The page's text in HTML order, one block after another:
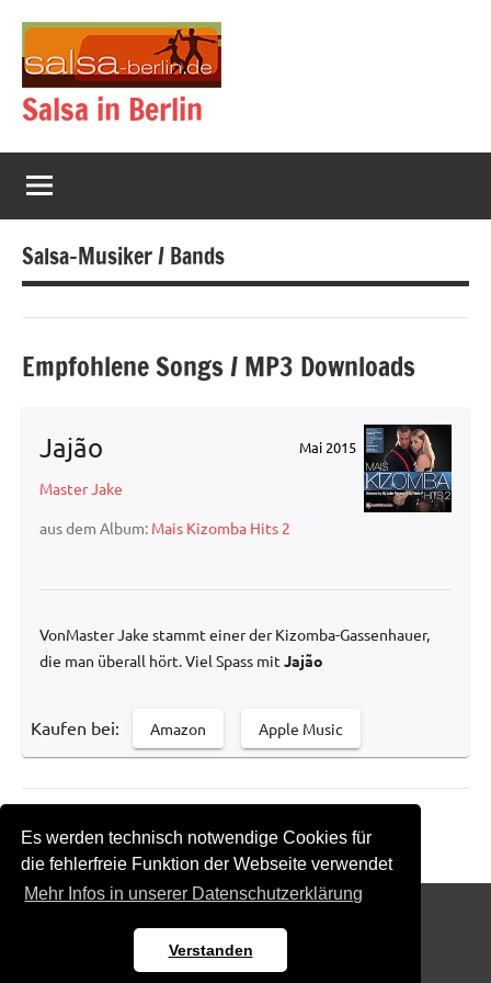
Es werden technisch notwendige Cookies für
die fehlerfreie Funktion der Webseite verwendet
Mehr Infos in unserer Datenschutzerklärung
Verstanden
springen
Salsa in Berlin
Salsa-Musiker / Bands
Empfohlene Songs / MP3 Downloads
Jajão
Master Jake
aus dem Album: Mais Kizomba Hits 2
Mai 2015
VonMaster Jake stammt einer der Kizomba-Gassenhauer,
die man überall hört. Viel Spass mit Jajão
Kaufen bei: Amazon Apple Music
Zurück zur Übersicht
Impressum